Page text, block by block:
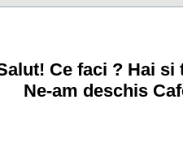
Ce faci ? Hai si
Ne-am deschis